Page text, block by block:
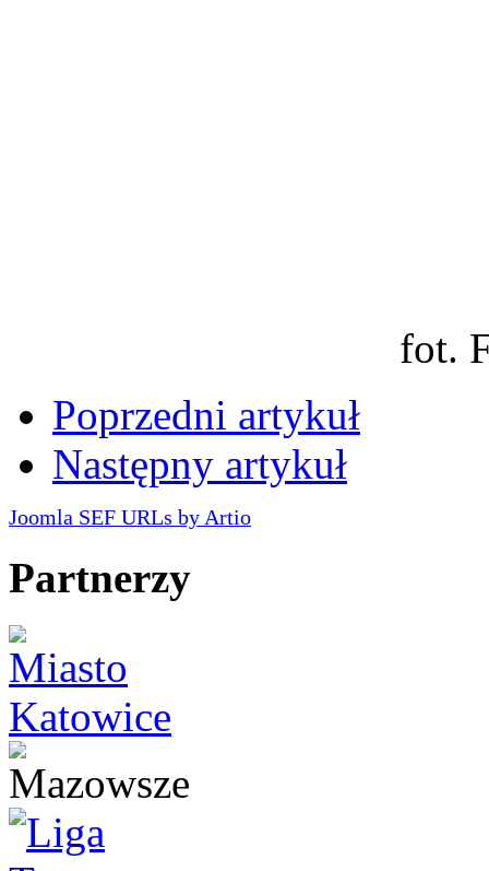
fot.
Poprzedni artykuł
Następny artykuł
Joomla SEF URLs by Artio
Partnerzy